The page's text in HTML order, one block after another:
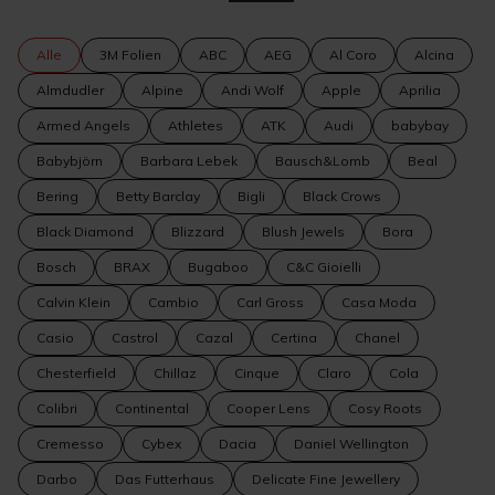
Alle 3M Folien ABC AEG Al Coro Alcina
Almdudler Alpine Andi Wolf Apple Aprilia
Armed Angels Athletes ATK Audi babybay
Babybjörn Barbara Lebek Bausch&Lomb Beal
Bering Betty Barclay Bigli Black Crows
Black Diamond Blizzard Blush Jewels Bora
Bosch BRAX Bugaboo C&C Gioielli
Calvin Klein Cambio Carl Gross Casa Moda
Casio Castrol Cazal Certina Chanel
Chesterfield Chillaz Cinque Claro Cola
Colibri Continental Cooper Lens Cosy Roots
Cremesso Cybex Dacia Daniel Wellington
Darbo Das Futterhaus Delicate Fine Jewellery